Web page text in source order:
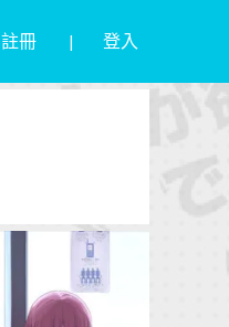
註冊 登入